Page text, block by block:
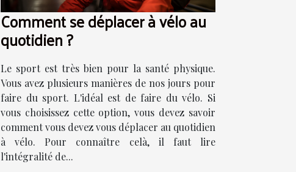
Comment se déplacer à vélo au
quotidien ?
Le sport est très bien pour la santé physique.
Vous avez plusieurs manières de nos jours pour
faire du sport. L'idéal est de faire du vélo. Si
vous choisissez cette option, vous devez savoir
comment vous devez vous déplacer au quotidien
à vélo. Pour connaître celà, il faut lire
l'intégralité de...